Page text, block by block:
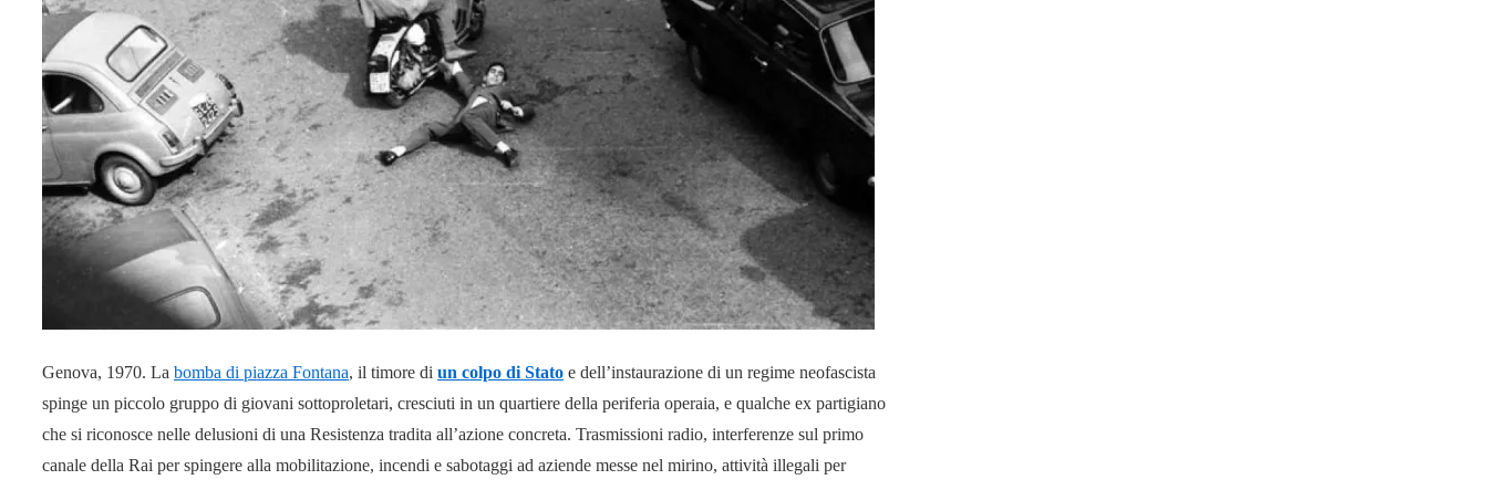
Genova, 1970. La bomba di piazza Fontana, il timore di un colpo di Stato e dell’instaurazione di un regime neofascista
spinge un piccolo gruppo di giovani sottoproletari, cresciuti in un quartiere della periferia operaia, e qualche ex partigiano
che si riconosce nelle delusioni di una Resistenza tradita all’azione concreta. Trasmissioni radio, interferenze sul primo
canale della Rai per spingere alla mobilitazione, incendi e sabotaggi ad aziende messe nel mirino, attività illegali per